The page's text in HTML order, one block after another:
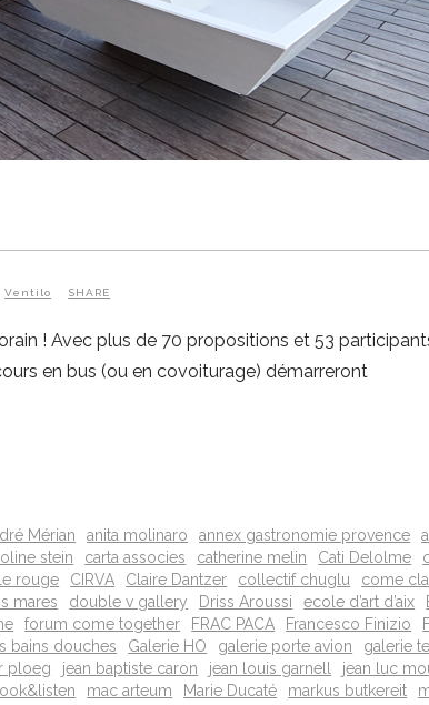
Ventilo SHARE
! Avec plus de 70 propositions et 53
en bus (ou en covoiturage) démarreront
Mérian anita molinaro annex gastronomie provence
stein carta associes catherine melin Cati Delolme
rouge CIRVA Claire Dantzer collectif chuglu come
mares double v gallery Driss Aroussi ecole d’art d’aix
forum come together FRAC PACA Francesco Finizio
bains douches Galerie HO galerie porte avion galerie
ploeg jean baptiste caron jean louis garnell jean luc
mac arteum Marie Ducaté markus butkereit